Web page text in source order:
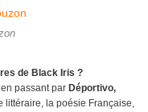
de Black Iris ?
en passant par Déportivo,
littéraire, la poésie Française,